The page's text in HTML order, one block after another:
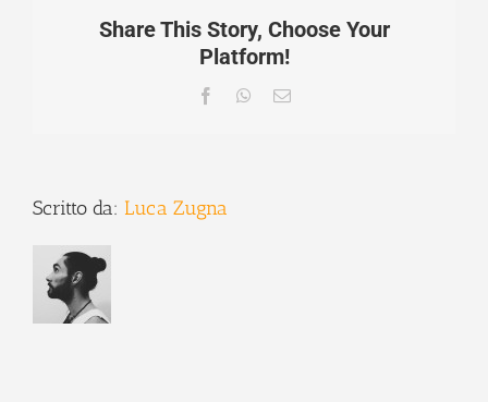
Share This Story, Choose Your
Platform!
FacebookWhatsApp
Email
Scritto da: Luca Zugna